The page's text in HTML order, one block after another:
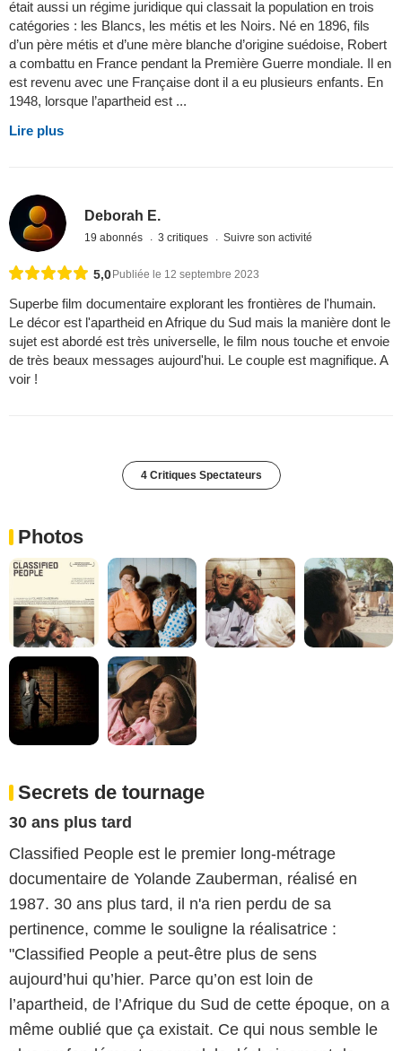
était aussi un régime juridique qui classait la population en trois
catégories : les Blancs, les métis et les Noirs. Né en 1896, fils
d’un père métis et d’une mère blanche d’origine suédoise, Robert
a combattu en France pendant la Première Guerre mondiale. Il en
est revenu avec une Française dont il a eu plusieurs enfants. En
1948, lorsque l’apartheid est ...
Lire plus
Deborah E.
19 abonnés 3 critiques Suivre son activité
5,0 Publiée le 12 septembre 2023
Superbe film documentaire explorant les frontières de l'humain.
Le décor est l'apartheid en Afrique du Sud mais la manière dont le
sujet est abordé est très universelle, le film nous touche et envoie
de très beaux messages aujourd'hui. Le couple est magnifique. A
voir !
4 Critiques Spectateurs
Photos
Secrets de tournage
30 ans plus tard
Classified People est le premier long-métrage
documentaire de Yolande Zauberman, réalisé en
1987. 30 ans plus tard, il n'a rien perdu de sa
pertinence, comme le souligne la réalisatrice :
"Classified People a peut-être plus de sens
aujourd’hui qu’hier. Parce qu’on est loin de
l’apartheid, de l’Afrique du Sud de cette époque, on a
même oublié que ça existait. Ce qui nous semble le